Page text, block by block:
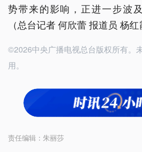
势带来的影响，正进一步波
（总台记者 何欣蕾 报道员 杨红
©2026中央广播电视总台版权所有。
用。
责任编辑： 朱丽莎